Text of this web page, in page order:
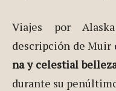
Viajes por
descripción de Muir
na y celestial
durante su